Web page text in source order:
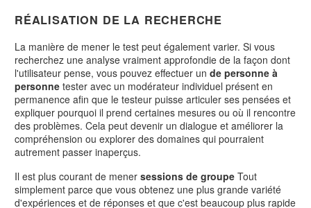
RÉALISATION DE LA RECHERCHE
La manière de mener le test peut également varier. Si vous
recherchez une analyse vraiment approfondie de la façon dont
l'utilisateur pense, vous pouvez effectuer un de personne à
personne tester avec un modérateur individuel présent en
permanence afin que le testeur puisse articuler ses pensées et
expliquer pourquoi il prend certaines mesures ou où il rencontre
des problèmes. Cela peut devenir un dialogue et améliorer la
compréhension ou explorer des domaines qui pourraient
autrement passer inaperçus.
Il est plus courant de mener sessions de groupe Tout
simplement parce que vous obtenez une plus grande variété
d'expériences et de réponses et que c'est beaucoup plus rapide